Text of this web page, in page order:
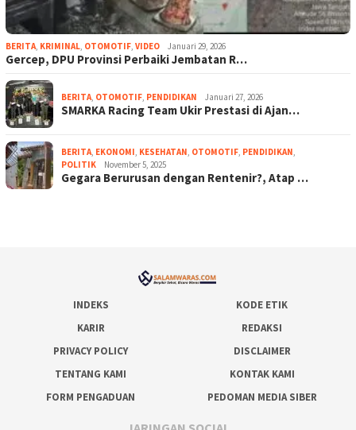
BERITA, KRIMINAL, OTOMOTIF, VIDEO Januari 29, 2026
Gercep, DPU Provinsi Perbaiki Jembatan R…
BERITA, OTOMOTIF, PENDIDIKAN Januari 27, 2026
SMARKA Racing Team Ukir Prestasi di Ajan…
BERITA, EKONOMI, KESEHATAN, OTOMOTIF, PENDIDIKAN,
POLITIK
November 5, 2025
Gegara Berurusan dengan Rentenir?, Atap …
INDEKS
KODE ETIK
KARIR
REDAKSI
PRIVACY POLICY
DISCLAIMER
TENTANG KAMI
KONTAK KAMI
FORM PENGADUAN
PEDOMAN MEDIA SIBER